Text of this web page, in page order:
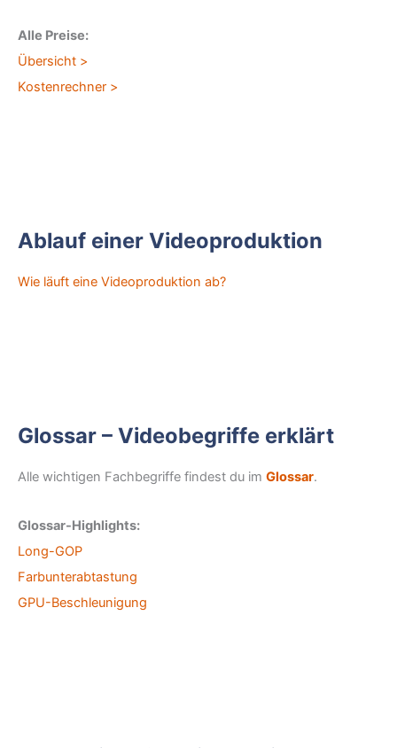
Alle Preise:
Übersicht >
Kostenrechner >
Ablauf einer Videoproduktion
Wie läuft eine Videoproduktion ab?
Glossar – Videobegriffe erklärt
Alle wichtigen Fachbegriffe findest du im Glossar.
Glossar-Highlights:
Long-GOP
Farbunterabtastung
GPU-Beschleunigung